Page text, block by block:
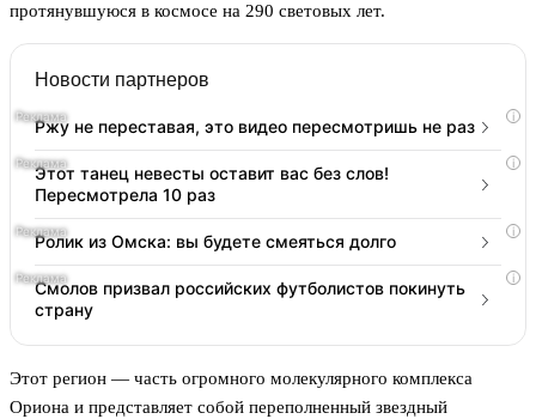
протянувшуюся в космосе на 290 световых лет.
Новости партнеров
i
Ржу не переставая, это видео пересмотришь не раз
i
Этот танец невесты оставит вас без слов!
Пересмотрела 10 раз
i
Ролик из Омска: вы будете смеяться долго
i
Смолов призвал российских футболистов покинуть
страну
Этот регион — часть огромного молекулярного комплекса
Ориона и представляет собой переполненный звездный